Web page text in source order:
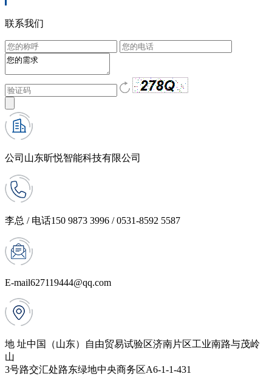
联系我们
公司 山东昕悦智能科技有限公司
李总 / 电话150 9873 3996 / 0531-8592 5587
E-mail627119444@qq.com
地 址中国（山东）自由贸易试验区济南片区工业南路与茂岭
山
3号路交汇处路东绿地中央商务区A6-1-1-431